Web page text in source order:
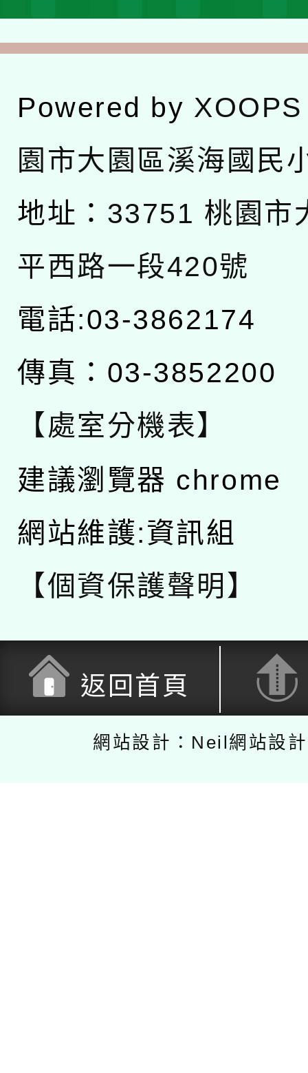
Powered by XOOPS
園市大園區溪海國民
地址： 33751 桃園市
平西路一段420號
電話:03-3862174
傳真：03-3852200
【處室分機表】
建議瀏覽器 chrome
網站維護:資訊組
【個資保護聲明】
返回首頁
網站設計：Neil網站設